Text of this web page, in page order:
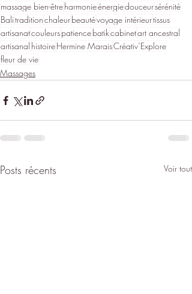
massage bien-êtreharmonieénergiedouceursérénité
Balitraditionchaleurbeautévoyage intérieurtissus
artisanatcouleurspatiencebatikcabinetart ancestral
artisanal histoireHermine MaraisCréativ’Explore
fleur de vie
Massages
Posts récents Voir tout